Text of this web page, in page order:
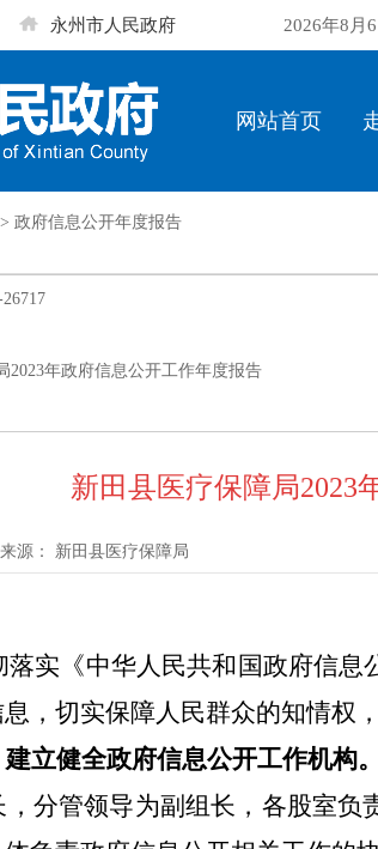
永州市人民政府 2026年8月
网站首页
> 政府信息公开年度报告
26717
2023年政府信息公开工作年度报告
新田县医疗保障局2023
来源： 新田县医疗保障局
实《中华人民共和国政府信
，切实保障人民群众的知情权
立健全政府信息公开工作机构。
分管领导为副组长，各股室